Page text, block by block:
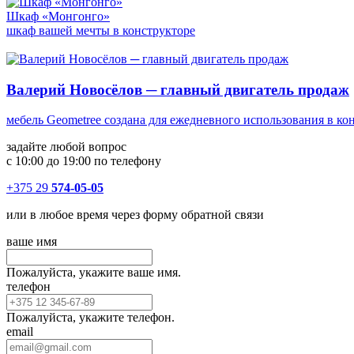
Шкаф «Монгонго»
шкаф вашей мечты в конструкторе
Валерий Новосёлов ─ главный двигатель продаж
мебель Geometree создана для ежедневного использования в
задайте любой вопрос
с 10:00 до 19:00 по телефону
+375 29 574-05-05
или в любое время через форму обратной связи
ваше имя
Пожалуйста, укажите ваше имя.
телефон
Пожалуйста, укажите телефон.
email